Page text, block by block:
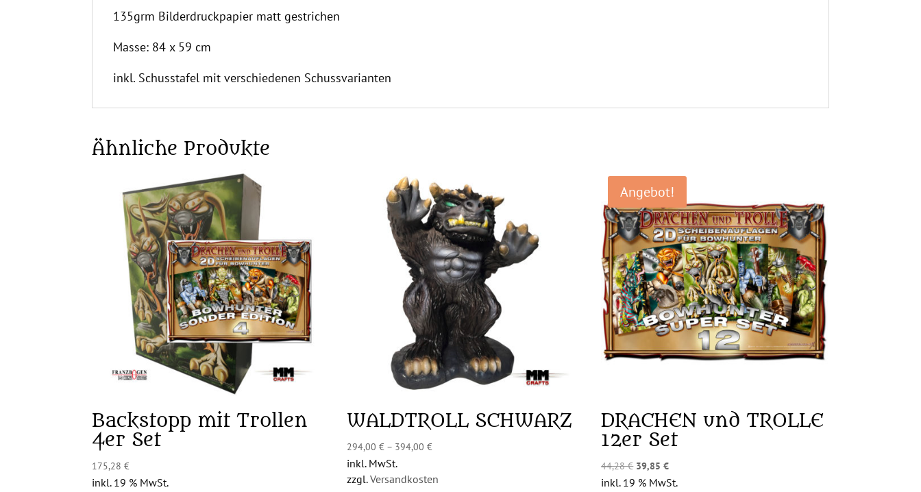
135grm Bilderdruckpapier matt gestrichen
Masse: 84 x 59 cm
inkl. Schusstafel mit verschiedenen Schussvarianten
Ähnliche Produkte
Backstopp mit Trollen
4er Set
175,28€
inkl. 19 % MwSt.
WALDTROLL SCHWARZ
294,00 €– 394,00 €
inkl. MwSt.
zzgl.Versandkosten
Angebot!
DRACHEN und TROLLE
12er Set
44,28€ Ursprünglicher
Preis
39,85€Aktueller
Preis
inkl. 19 % MwSt.